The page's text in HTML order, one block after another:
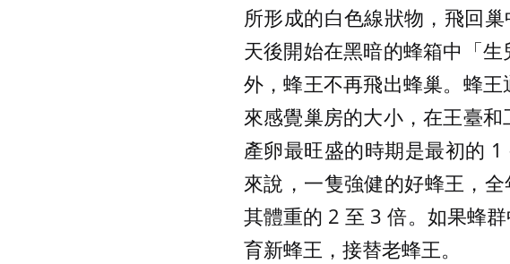
所形成的白色線狀物，飛回
天後開始在黑暗的蜂箱中「
外，蜂王不再飛出蜂巢。蜂
來感覺巢房的大小，在王臺
產卵最旺盛的時期是最初的
來說，一隻強健的好蜂王，
其體重的 2 至 3 倍。如果蜂
育新蜂王，接替老蜂王。